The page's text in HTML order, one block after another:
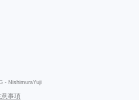
- NishimuraYuji
意事項